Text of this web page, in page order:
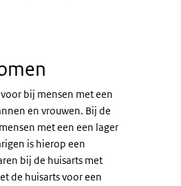
bij mensen met een
en vrouwen. Bij de
met een een lager
is hierop een
bij de huisarts met
de huisarts voor een